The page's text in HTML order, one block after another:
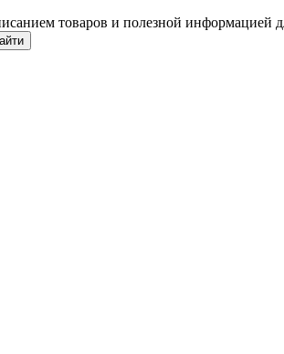
товаров и полезной информацией